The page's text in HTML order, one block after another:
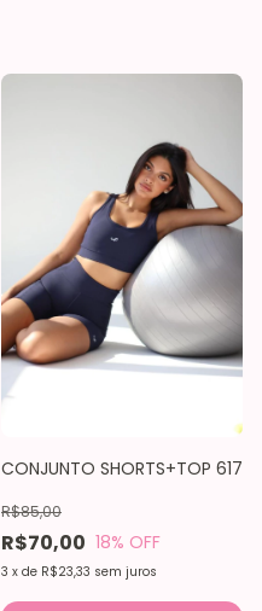
CONJUNTO SHORTS+TOP 617
R$70,00
R$85,00
18% OFF
3 x de R$23,33 sem juros